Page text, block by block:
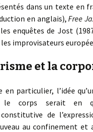
dans un texte en
en anglais),Free
enquêtes de Jost
les improvisateurs
et la
en particulier, l’idée
le corps serait en
de
au confinement et